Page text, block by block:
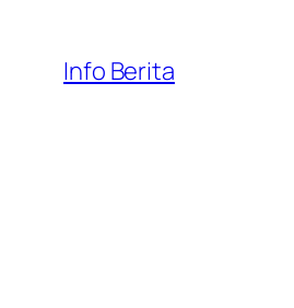
content
Info Berita